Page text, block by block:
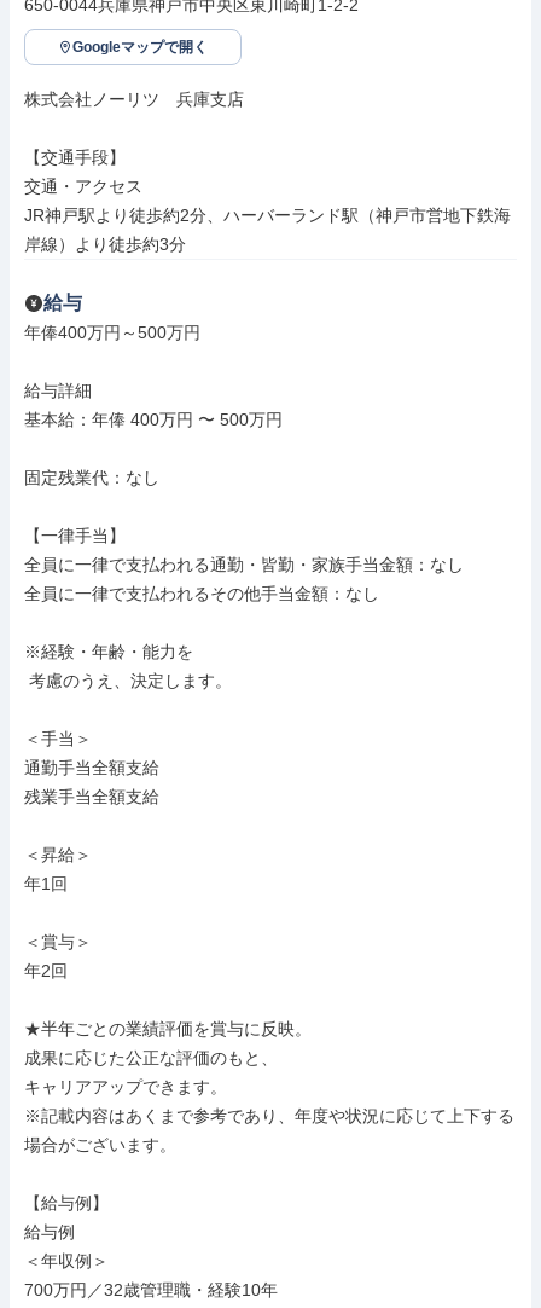
650-0044兵庫県神戸市中央区東川崎町1-2-2
Googleマップで開く
株式会社ノーリツ　兵庫支店
【交通手段】
交通・アクセス
JR神戸駅より徒歩約2分、ハーバーランド駅（神戸市営地下鉄海
岸線）より徒歩約3分
給与
年俸400万円～500万円
給与詳細
基本給：年俸 400万円 〜 500万円
固定残業代：なし
【一律手当】
全員に一律で支払われる通勤・皆勤・家族手当金額：なし
全員に一律で支払われるその他手当金額：なし
※経験・年齢・能力を
＜手当＞
通勤手当全額支給
残業手当全額支給
＜昇給＞
年1回
＜賞与＞
年2回
★半年ごとの業績評価を賞与に反映。
成果に応じた公正な評価のもと、
キャリアアップできます。
※記載内容はあくまで参考であり、年度や状況に応じて上下する
場合がございます。
【給与例】
給与例
＜年収例＞
700万円／32歳管理職・経験10年